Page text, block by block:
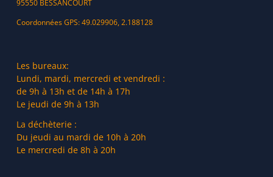
95550 BESSANCOURT
Coordonnées GPS: 49.029906, 2.188128
Les bureaux:
Lundi, mardi, mercredi et vendredi :
de 9h à 13h et de 14h à 17h
Le jeudi de 9h à 13h
La déchèterie :
Du jeudi au mardi de 10h à 20h
Le mercredi de 8h à 20h